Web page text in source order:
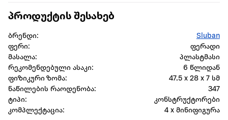
პროდუქტის შესახებ
ბრენდი:
Sluban
ფერი:
ფერადი
მასალა:
პლასტმასი
რეკომენდებული ასაკი:
6 წლიდან
ფიზიკური ზომა:
47.5 x 28 x 7 სმ
ნაწილების რაოდენობა:
347
ტიპი:
კონსტრუქტორები
კომპლექტაცია:
4 x მინიფიგურა